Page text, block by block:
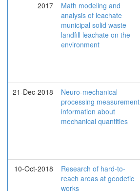
2017
Math modeling and
analysis of leachate
municipal solid waste
landfill leachate on the
environment
21-Dec-2018
Neuro-mechanical
processing measurement
information about
mechanical quantities
10-Oct-2018
Research of hard-to-
reach areas at geodetic
works